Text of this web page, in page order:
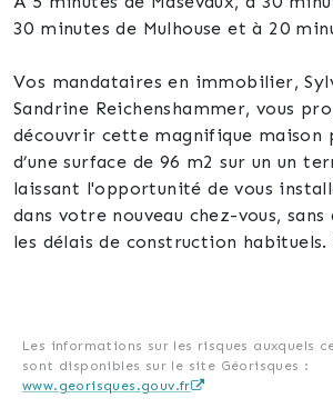
30 minutes de Mulhouse et à 20
Vos mandataires en immobilier,
Sandrine Reichenshammer, vous
découvrir cette magnifique maison
d’une surface de 96 m2 sur un un
laissant l'opportunité de vous
dans votre nouveau chez-vous,
les délais de construction
Une entrée, un toilette indépendant,
Les informations sur les risques auxquels
sont disponibles sur le site Géorisques :
www.georisques.gouv.fr